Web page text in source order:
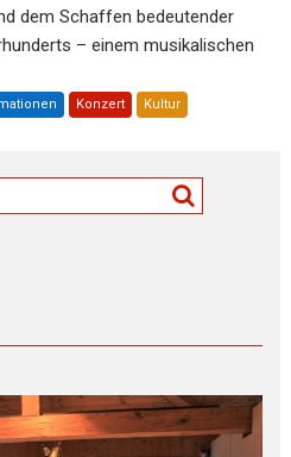
dem Schaffen bedeutender
– einem musikalischen
Konzert Kultur